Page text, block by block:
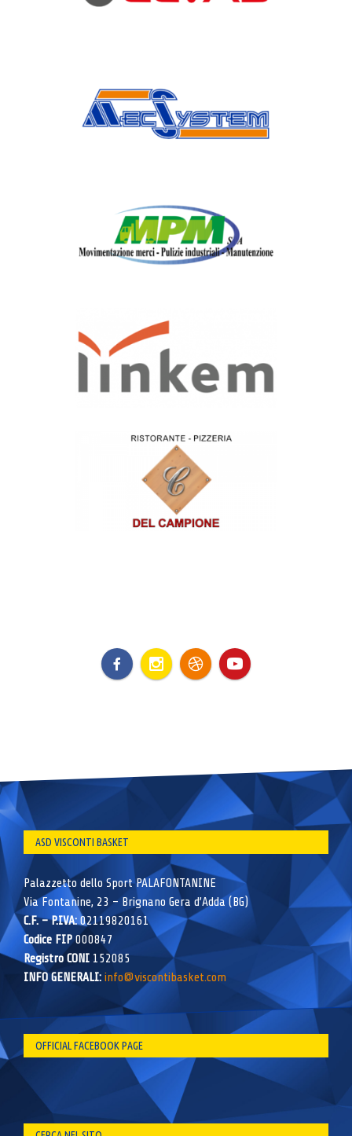
ASD VISCONTI BASKET
Palazzetto dello Sport PALAFONTANINE
Via Fontanine, 23 – Brignano Gera d’Adda (BG)
C.F. – P.IVA:02119820161
Codice FIP000847
Registro CONI 152085
INFO GENERALI: info@viscontibasket.com
OFFICIAL FACEBOOK PAGE